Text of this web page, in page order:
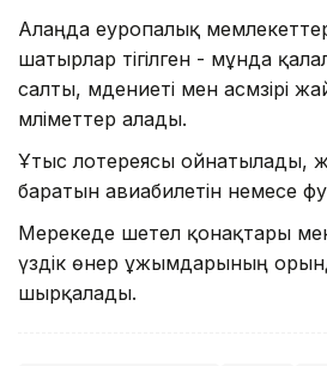
Алаңда еуропалық
шатырлар тігілген - мұнда
салты, мәдениеті мен асмәзірі
мәліметтер алады.
Ұтыс лотереясы ойнатылады,
баратын авиабилетін немесе
Мерекеде шетел қонақтары
үздік өнер ұжымдарының
шырқалады.